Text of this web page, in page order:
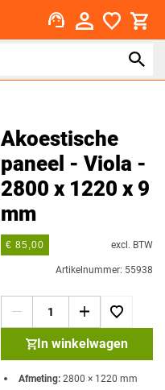
support_agent
Akoestische
paneel - Viola -
2800 x 1220 x 9
mm
€ 85,00 excl. BTW
Artikelnummer: 55938
In winkelwagen
Afmeting: 2800 × 1220 mm